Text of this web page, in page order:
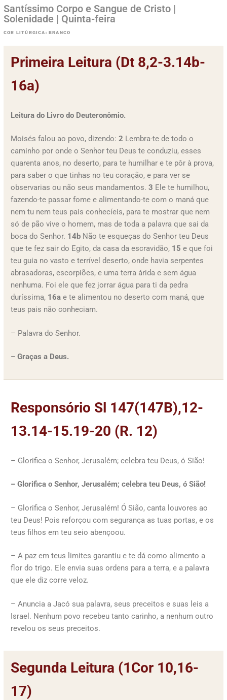
Santíssimo Corpo e Sangue de Cristo |
Solenidade | Quinta-feira
COR LITÚRGICA: BRANCO
Primeira Leitura (Dt 8,2-3.14b-
16a)
Leitura do Livro do Deuteronômio.
Moisés falou ao povo, dizendo: 2 Lembra-te de todo o
caminho por onde o Senhor teu Deus te conduziu, esses
quarenta anos, no deserto, para te humilhar e te pôr à prova,
para saber o que tinhas no teu coração, e para ver se
observarias ou não seus mandamentos. 3 Ele te humilhou,
fazendo-te passar fome e alimentando-te com o maná que
nem tu nem teus pais conhecíeis, para te mostrar que nem
só de pão vive o homem, mas de toda a palavra que sai da
boca do Senhor. 14b Não te esqueças do Senhor teu Deus
que te fez sair do Egito, da casa da escravidão, 15 e que foi
teu guia no vasto e terrível deserto, onde havia serpentes
abrasadoras, escorpiões, e uma terra árida e sem água
nenhuma. Foi ele que fez jorrar água para ti da pedra
duríssima, 16a e te alimentou no deserto com maná, que
teus pais não conheciam.
– Palavra do Senhor.
– Graças a Deus.
Responsório Sl 147(147B),12-
13.14-15.19-20 (R. 12)
– Glorifica o Senhor, Jerusalém; celebra teu Deus, ó Sião!
– Glorifica o Senhor, Jerusalém; celebra teu Deus, ó Sião!
– Glorifica o Senhor, Jerusalém! Ó Sião, canta louvores ao
teu Deus! Pois reforçou com segurança as tuas portas, e os
teus filhos em teu seio abençoou.
– A paz em teus limites garantiu e te dá como alimento a
flor do trigo. Ele envia suas ordens para a terra, e a palavra
que ele diz corre veloz.
– Anuncia a Jacó sua palavra, seus preceitos e suas leis a
Israel. Nenhum povo recebeu tanto carinho, a nenhum outro
revelou os seus preceitos.
Segunda Leitura (1Cor 10,16-
17)